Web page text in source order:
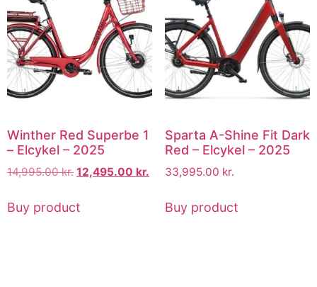
Winther Red Superbe 1
– Elcykel – 2025
14,995.00kr. 12,495.00 kr.
Buy product
Sparta A-Shine Fit Dark
Red – Elcykel – 2025
33,995.00 kr.
Buy product